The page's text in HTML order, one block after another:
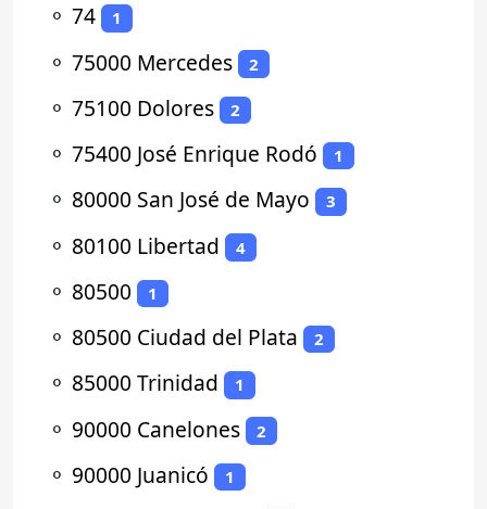
⚬ 74 1
⚬ 75000 Mercedes 2
⚬ 75100 Dolores 2
⚬ 75400 José Enrique Rodó 1
⚬ 80000 San José de Mayo 3
⚬ 80100 Libertad 4
⚬ 80500 1
⚬ 80500 Ciudad del Plata 2
⚬ 85000 Trinidad 1
⚬ 90000 Canelones 2
⚬ 90000 Juanicó 1